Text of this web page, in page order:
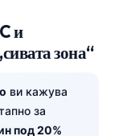
и
зона“
ви кажува
за
под 20%